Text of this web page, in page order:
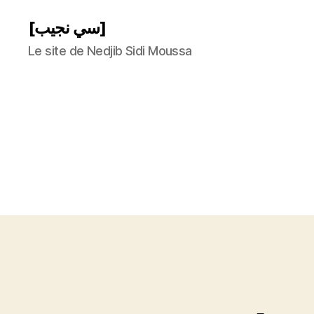
[سي نجيب]
Le site de Nedjib Sidi Moussa